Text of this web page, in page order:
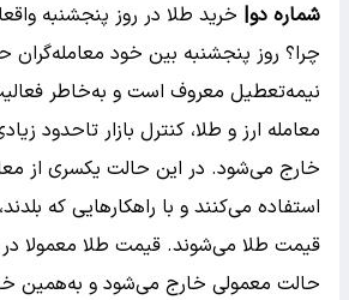
شماره دو| خرید طلا در روز پنجشنبه
چرا؟ روز پنجشنبه بین خود معامله‌گران
نیمه‌تعطیل معروف است و به‌خاطر
معامله ارز و طلا، کنترل بازار تاحدود
خارج می‌شود. در این حالت یکسری از
استفاده می‌کنند و با راهکار‌هایی که
قیمت طلا می‌شوند. قیمت طلا معمولا در
حالت معمولی خارج می‌شود و به‌همین